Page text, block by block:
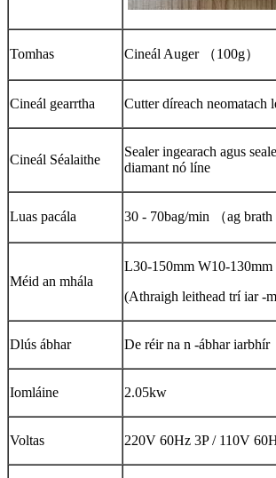
Tomhas Cineál Auger （100g）
Cineál gearrtha Cutter díreach neomatach
Cineál Séalaithe
Sealer ingearach agus
diamant nó líne
Luas pacála 30 - 70bag/min （ag brath
Méid an mhála
L30-150mm W10-130mm
(Athraigh leithead trí iar -
Dlús ábhar De réir na n -ábhar iarbhír
Iomláine 2.05kw
Voltas 220V 60Hz 3P / 110V